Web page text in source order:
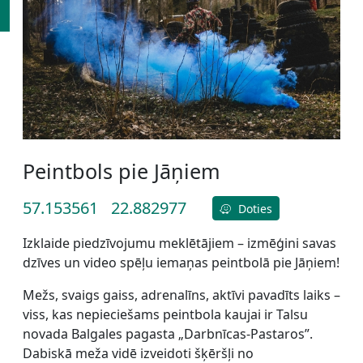
Peintbols pie Jāņiem
57.153561 22.882977 Doties
Izklaide piedzīvojumu meklētājiem – izmēģini savas
dzīves un video spēļu iemaņas peintbolā pie Jāņiem!
Mežs, svaigs gaiss, adrenalīns, aktīvi pavadīts laiks –
viss, kas nepieciešams peintbola kaujai ir Talsu
novada Balgales pagasta „Darbnīcas-Pastaros”.
Dabiskā meža vidē izveidoti šķēršļi no